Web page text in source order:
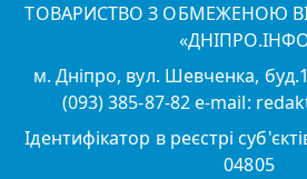
ТОВАРИСТВО З ОБМЕЖЕНОЮ
м. Дніпро, вул. Шевченка,
(093) 385-87-82 e-mail:
Ідентифікатор в реєстрі
04805